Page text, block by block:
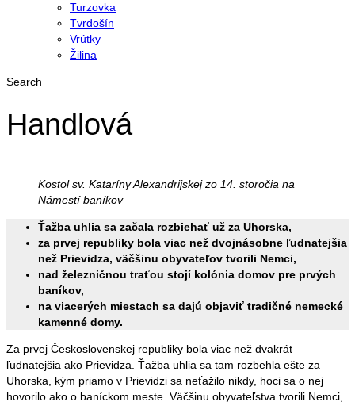
Turzovka
Tvrdošín
Vrútky
Žilina
Search
Handlová
Kostol sv. Kataríny Alexandrijskej zo 14. storočia na
Námestí baníkov
Ťažba uhlia sa začala rozbiehať už za Uhorska,
za prvej republiky bola viac než dvojnásobne ľudnatejšia
než Prievidza, väčšinu obyvateľov tvorili Nemci,
nad železničnou traťou stojí kolónia domov pre prvých
baníkov,
na viacerých miestach sa dajú objaviť tradičné nemecké
kamenné domy.
Za prvej Československej republiky bola viac než dvakrát
ľudnatejšia ako Prievidza. Ťažba uhlia sa tam rozbehla ešte za
Uhorska, kým priamo v Prievidzi sa neťažilo nikdy, hoci sa o nej
hovorilo ako o baníckom meste. Väčšinu obyvateľstva tvorili Nemci,